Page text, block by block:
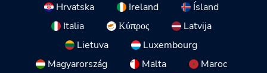
Hrvatska
Ireland
Ísland
Italia
Κύπρος
Latvija
Lietuva
Luxembourg
Magyarország
Malta
Maroc